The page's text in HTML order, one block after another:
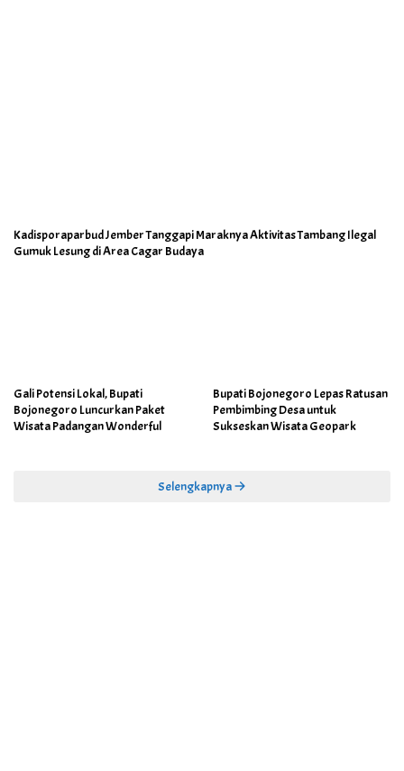
Kadisporaparbud Jember Tanggapi Maraknya Aktivitas Tambang Ilegal
Gumuk Lesung di Area Cagar Budaya
Gali Potensi Lokal, Bupati
Bojonegoro Luncurkan Paket
Wisata Padangan Wonderful
Bupati Bojonegoro Lepas Ratusan
Pembimbing Desa untuk
Sukseskan Wisata Geopark
Selengkapnya